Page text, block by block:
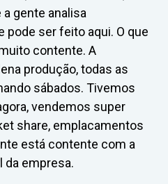
gente analisa
pode ser feito aqui. O que
contente. A
produção, todas as
sábados. Tivemos
vendemos super
share, emplacamentos
está contente com a
empresa.